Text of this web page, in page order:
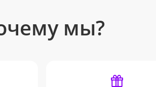
мы?